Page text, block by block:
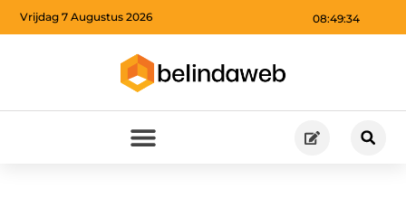
08:49:35
Vrijdag 7 Augustus 2026